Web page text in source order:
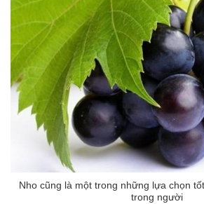
Nho cũng là một trong những lựa chọn
trong người